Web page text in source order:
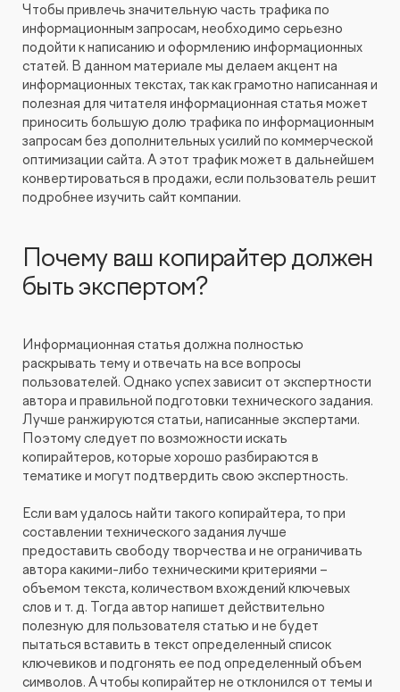
Чтобы привлечь значительную часть трафика по
информационным запросам, необходимо серьезно
подойти к написанию и оформлению информационных
статей. В данном материале мы делаем акцент на
информационных текстах, так как грамотно написанная и
полезная для читателя информационная статья может
приносить большую долю трафика по информационным
запросам без дополнительных усилий по коммерческой
оптимизации сайта. А этот трафик может в дальнейшем
конвертироваться в продажи, если пользователь решит
подробнее изучить сайт компании.
Почему ваш копирайтер должен
быть экспертом?
Информационная статья должна полностью
раскрывать тему и отвечать на все вопросы
пользователей. Однако успех зависит от экспертности
автора и правильной подготовки технического задания.
Лучше ранжируются статьи, написанные экспертами.
Поэтому следует по возможности искать
копирайтеров, которые хорошо разбираются в
тематике и могут подтвердить свою экспертность.
Если вам удалось найти такого копирайтера, то при
составлении технического задания лучше
предоставить свободу творчества и не ограничивать
автора какими-либо техническими критериями –
объемом текста, количеством вхождений ключевых
слов и т. д. Тогда автор напишет действительно
полезную для пользователя статью и не будет
пытаться вставить в текст определенный список
ключевиков и подгонять ее под определенный объем
символов. А чтобы копирайтер не отклонился от темы и